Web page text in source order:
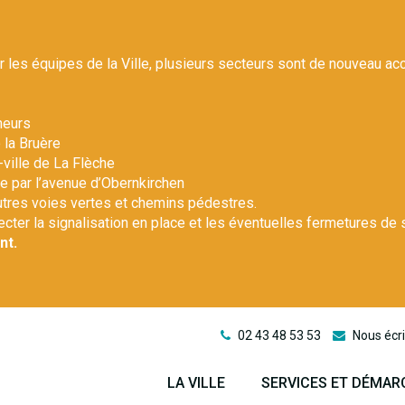
équipes de la Ville, plusieurs secteurs sont de nouveau
Bruère
de La Flèche
l’avenue d’Obernkirchen
voies vertes et chemins pédestres.
la signalisation en place et les éventuelles fermetures de
02 43 48 53 53 Nous
LA VILLE SERVICES ET